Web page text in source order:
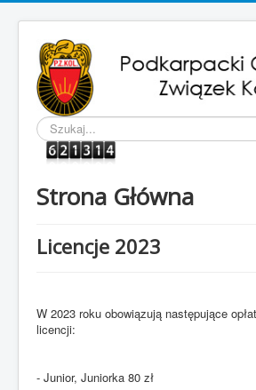
Szukaj...
Strona Główna
Licencje 2023
W 2023 roku obowiązują następujące
licencji:
- Junior, Juniorka 80 zł